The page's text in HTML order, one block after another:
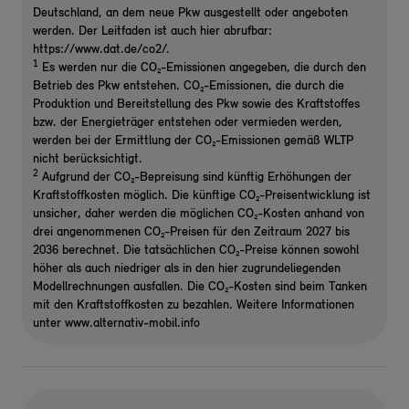
Deutschland, an dem neue Pkw ausgestellt oder angeboten
werden. Der Leitfaden ist auch hier abrufbar:
https://www.dat.de/co2/.
1 Es werden nur die CO₂-Emissionen angegeben, die durch den
Betrieb des Pkw entstehen. CO₂-Emissionen, die durch die
Produktion und Bereitstellung des Pkw sowie des Kraftstoffes
bzw. der Energieträger entstehen oder vermieden werden,
werden bei der Ermittlung der CO₂-Emissionen gemäß WLTP
nicht berücksichtigt.
2 Aufgrund der CO₂-Bepreisung sind künftig Erhöhungen der
Kraftstoffkosten möglich. Die künftige CO₂-Preisentwicklung ist
unsicher, daher werden die möglichen CO₂-Kosten anhand von
drei angenommenen CO₂-Preisen für den Zeitraum 2027 bis
2036 berechnet. Die tatsächlichen CO₂-Preise können sowohl
höher als auch niedriger als in den hier zugrundeliegenden
Modellrechnungen ausfallen. Die CO₂-Kosten sind beim Tanken
mit den Kraftstoffkosten zu bezahlen. Weitere Informationen
unter www.alternativ-mobil.info